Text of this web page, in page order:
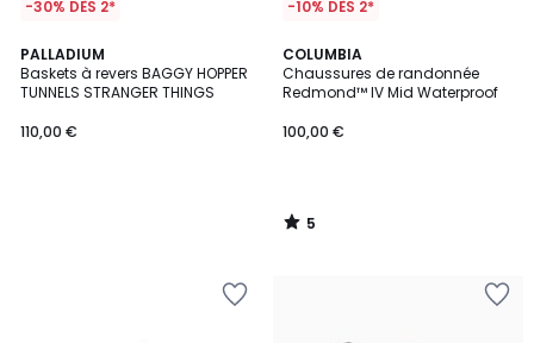
-30% DÈS 2*
PALLADIUM
Baskets à revers BAGGY HOPPER
TUNNELS STRANGER THINGS
110,00 €
-10% DÈS 2*
COLUMBIA
Chaussures de randonnée
Redmond™ IV Mid Waterproof
100,00 €
5
/
5
5
/